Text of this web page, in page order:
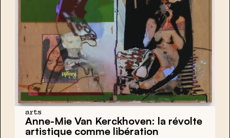
arts
Anne-Mie Van Kerckhoven: la révolte
artistique comme libération